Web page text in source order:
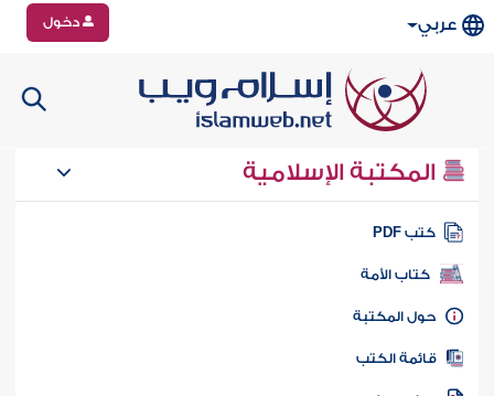
عربي دخول
المكتبة الإسلامية
كتب PDF
كتاب الأمة
المكتبة